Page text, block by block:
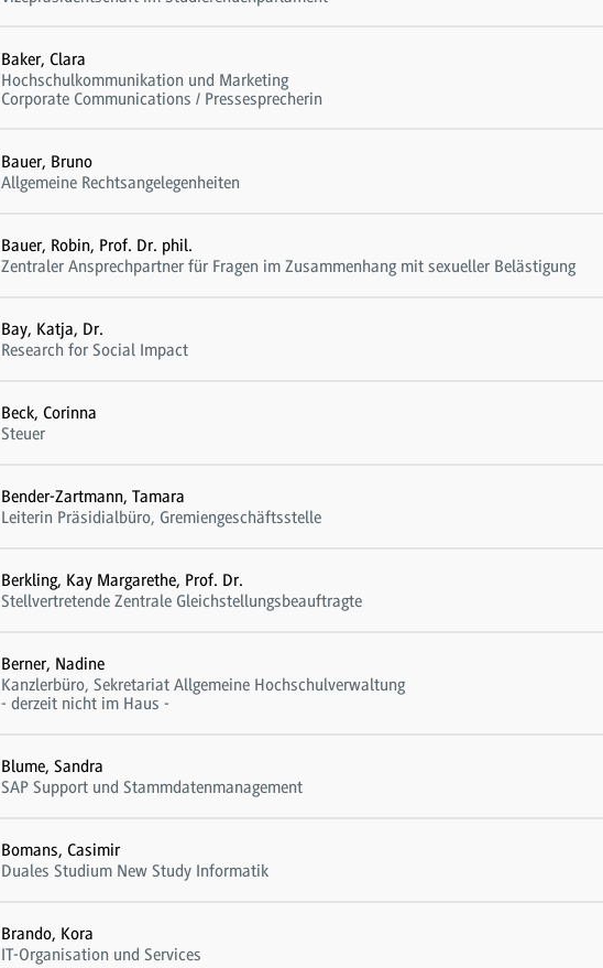
Baker, Clara
Hochschulkommunikation und Marketing
Corporate Communications / Pressesprecherin
Bauer, Bruno
Allgemeine Rechtsangelegenheiten
Bauer, Robin, Prof. Dr. phil.
Zentraler Ansprechpartner für Fragen im Zusammenhang mit sexueller Belästigung
Bay, Katja, Dr.
Research for Social Impact
Beck, Corinna
Steuer
Bender-Zartmann, Tamara
Leiterin Präsidialbüro, Gremiengeschäftsstelle
Berkling, Kay Margarethe, Prof. Dr.
Stellvertretende Zentrale Gleichstellungsbeauftragte
Berner, Nadine
Kanzlerbüro, Sekretariat Allgemeine Hochschulverwaltung
- derzeit nicht im Haus -
Blume, Sandra
SAP Support und Stammdatenmanagement
Bomans, Casimir
Duales Studium New Study Informatik
Brando, Kora
IT-Organisation und Services